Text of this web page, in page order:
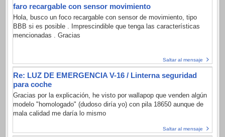
faro recargable con sensor movimiento
Hola, busco un foco recargable con sensor de movimiento, tipo
BBB si es posible . Imprescindible que tenga las características
mencionadas . Gracias
Saltar al mensaje
Re: LUZ DE EMERGENCIA V-16 / Linterna seguridad
para coche
Gracias por la explicación, he visto por wallapop que venden algún
modelo "homologado" (dudoso diría yo) con pila 18650 aunque de
mala calidad me daría lo mismo
Saltar al mensaje